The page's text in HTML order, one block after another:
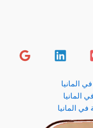
المانيا
المانيا
المانيا